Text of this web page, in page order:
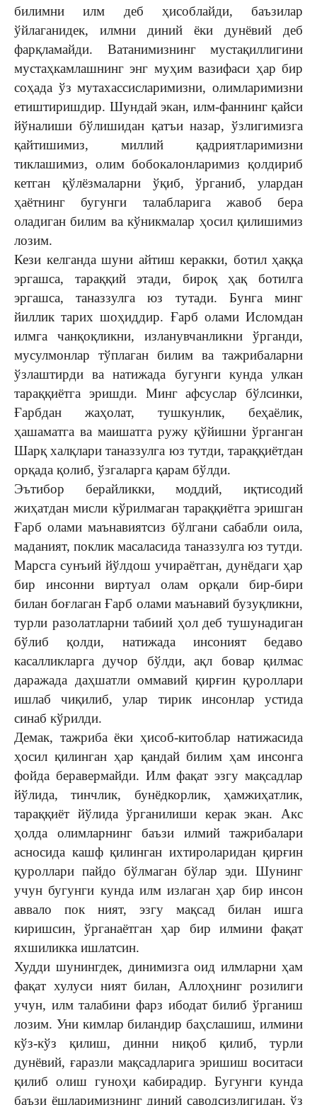
билимни илм деб ҳисоблайди, баъзилар
ўйлаганидек, илмни диний ёки дунёвий деб
фарқламайди. Ватанимизнинг мустақиллигини
мустаҳкамлашнинг энг муҳим вазифаси ҳар бир
соҳада ўз мутахассисларимизни, олимларимизни
етиштиришдир. Шундай экан, илм-фаннинг қайси
йўналиши бўлишидан қатъи назар, ўзлигимизга
қайтишимиз, миллий қадриятларимизни
тиклашимиз, олим бобокалонларимиз қолдириб
кетган қўлёзмаларни ўқиб, ўрганиб, улардан
ҳаётнинг бугунги талабларига жавоб бера
оладиган билим ва кўникмалар ҳосил қилишимиз
лозим.
Кези келганда шуни айтиш керакки, ботил ҳаққа
эргашса, тараққий этади, бироқ ҳақ ботилга
эргашса, таназзулга юз тутади. Бунга минг
йиллик тарих шоҳиддир. Ғарб олами Исломдан
илмга чанқоқликни, изланувчанликни ўрганди,
мусулмонлар тўплаган билим ва тажрибаларни
ўзлаштирди ва натижада бугунги кунда улкан
тараққиётга эришди. Минг афсуслар бўлсинки,
Ғарбдан жаҳолат, тушкунлик, беҳаёлик,
ҳашаматга ва маишатга ружу қўйишни ўрганган
Шарқ халқлари таназзулга юз тутди, тараққиётдан
орқада қолиб, ўзгаларга қарам бўлди.
Эътибор берайликки, моддий, иқтисодий
жиҳатдан мисли кўрилмаган тараққиётга эришган
Ғарб олами маънавиятсиз бўлгани сабабли оила,
маданият, поклик масаласида таназзулга юз тутди.
Марсга сунъий йўлдош учираётган, дунёдаги ҳар
бир инсонни виртуал олам орқали бир-бири
билан боғлаган Ғарб олами маънавий бузуқликни,
турли разолатларни табиий ҳол деб тушунадиган
бўлиб қолди, натижада инсоният бедаво
касалликларга дучор бўлди, ақл бовар қилмас
даражада даҳшатли оммавий қирғин қуроллари
ишлаб чиқилиб, улар тирик инсонлар устида
синаб кўрилди.
Демак, тажриба ёки ҳисоб-китоблар натижасида
ҳосил қилинган ҳар қандай билим ҳам инсонга
фойда беравермайди. Илм фақат эзгу мақсадлар
йўлида, тинчлик, бунёдкорлик, ҳамжиҳатлик,
тараққиёт йўлида ўрганилиши керак экан. Акс
ҳолда олимларнинг баъзи илмий тажрибалари
асносида кашф қилинган ихтироларидан қирғин
қуроллари пайдо бўлмаган бўлар эди. Шунинг
учун бугунги кунда илм излаган ҳар бир инсон
аввало пок ният, эзгу мақсад билан ишга
киришсин, ўрганаётган ҳар бир илмини фақат
яхшиликка ишлатсин.
Худди шунингдек, динимизга оид илмларни ҳам
фақат хулуси ният билан, Аллоҳнинг розилиги
учун, илм талабини фарз ибодат билиб ўрганиш
лозим. Уни кимлар биландир баҳслашиш, илмини
кўз-кўз қилиш, динни ниқоб қилиб, турли
дунёвий, ғаразли мақсадларига эришиш воситаси
қилиб олиш гуноҳи кабирадир. Бугунги кунда
баъзи ёшларимизнинг диний саводсизлигидан, ўз